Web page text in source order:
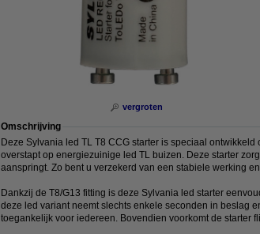
vergroten
Omschrijving
Deze Sylvania led TL T8 CCG starter is speciaal
overstapt op energiezuinige led TL buizen. Deze starter
aanspringt. Zo bent u verzekerd van een stabiele werking
Dankzij de T8/G13 fitting is deze Sylvania led starter
deze led variant neemt slechts enkele seconden in beslag
toegankelijk voor iedereen. Bovendien voorkomt de starter